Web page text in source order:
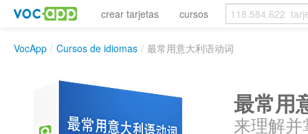
crear tarjetas cursos
VocApp / Cursos de idiomas / 最常用意大利语动词
最常用
来理解